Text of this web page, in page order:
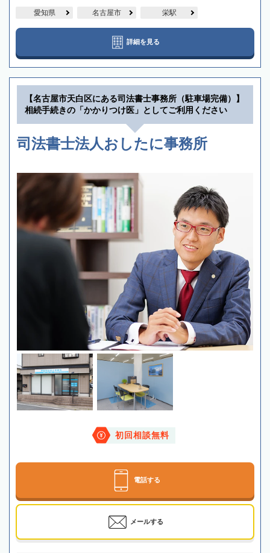
愛知県 名古屋市 栄駅
詳細を見る
【名古屋市天白区にある司法書士事務所（駐車場完備）】
相続手続きの「かかりつけ医」としてご利用ください
司法書士法人おしたに事務所
初回相談無料
電話する
メールする